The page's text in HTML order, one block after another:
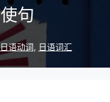
句
日语动词, 日语词汇